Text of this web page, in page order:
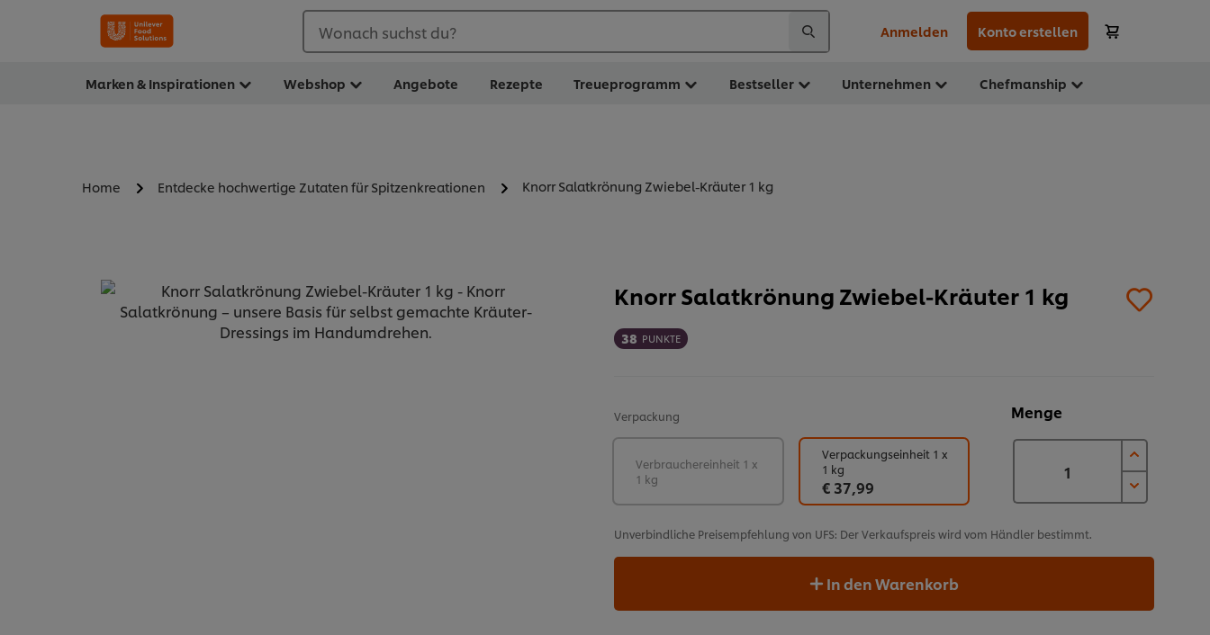
Wonach suchst du? Anmelden Konto erstellen
Marken & Inspirationen Webshop Angebote Rezepte Treueprogramm Bestseller Unternehmen Chefmanship
Home Entdecke hochwertige Zutaten für Spitzenkreationen Knorr Salatkrönung Zwiebel-Kräuter 1 kg
Knorr Salatkrönung Zwiebel-Kräuter 1 kg
38 PUNKTE
Verpackung Menge
Verbrauchereinheit 1 x
1 kg
Verpackungseinheit 1 x
1 kg
€ 37,99
Unverbindliche Preisempfehlung von UFS: Der Verkaufspreis wird vom Händler bestimmt.
In den Warenkorb